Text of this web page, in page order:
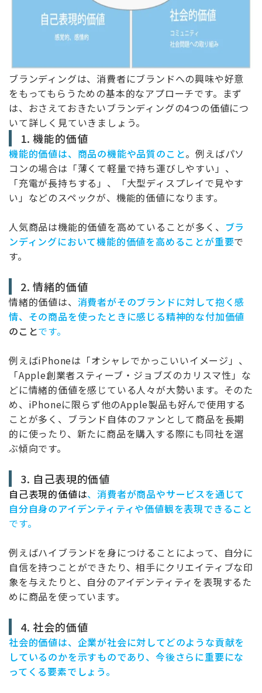
ブランディングは、消費者にブランドへの興味や好意
をもってもらうための基本的なアプローチです。まず
は、おさえておきたいブランディングの4つの価値につ
いて詳しく見ていきましょう。
1.機能的価値
機能的価値は、商品の機能や品質のこと。例えばパソ
コンの場合は「薄くて軽量で持ち運びしやすい」、
「充電が長持ちする」、「大型ディスプレイで見やす
い」などのスペックが、機能的価値になります。
人気商品は機能的価値を高めていることが多く、 ブラ
ンディングにおいて機能的価値を高めることが重要で
す。
2. 情緒的価値
情緒的価値は、 消費者がそのブランドに対して抱く感
情、その商品を使ったときに感じる精神的な付加価値
のことです。
例えばiPhoneは「オシャレでかっこいいイメージ」、
「Apple創業者スティーブ・ジョブズのカリスマ性」な
どに情緒的価値を感じている人々が大勢います。そのた
め、iPhoneに限らず他のApple製品も好んで使用する
ことが多く、ブランド自体のファンとして商品を長期
的に使ったり、新たに商品を購入する際にも同社を選
ぶ傾向です。
3. 自己表現的価値
自己表現的価値は、消費者が商品やサービスを通じて
自分自身のアイデンティティや価値観を表現できること
です。
例えばハイブランドを身につけることによって、自分に
自信を持つことができたり、相手にクリエイティブな印
象を与えたりと、自分のアイデンティティを表現するた
めに商品を使っています。
4. 社会的価値
社会的価値は、企業が社会に対してどのような貢献を
しているのかを示すものであり、今後さらに重要にな
ってくる要素でしょう。